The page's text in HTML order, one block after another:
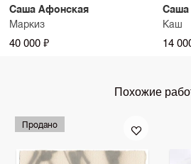
Саша Афонская
Маркиз
40 000 ₽
Саша
Каш
14
Похожие
Продано